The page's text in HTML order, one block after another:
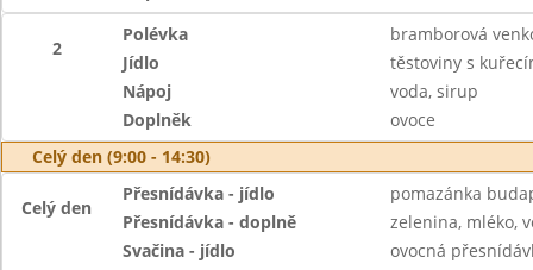
2
Polévka
bramborová
Jídlo
těstoviny s
Nápoj
voda, sirup
Doplněk
ovoce
Celý den (9:00 - 14:30)
Celý den
Přesnídávka - jídlo
pomazánka
Přesnídávka - doplně
zelenina, mléko,
Svačina - jídlo
ovocná